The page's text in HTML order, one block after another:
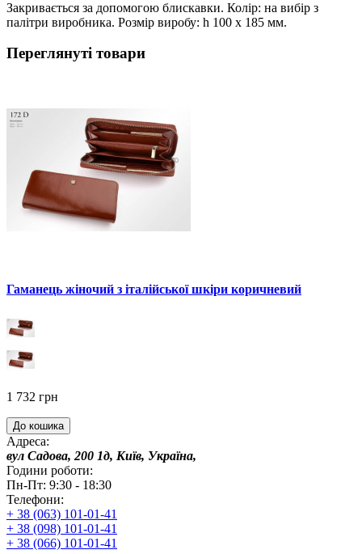
Закривається за допомогою блискавки. Колір: на вибір з
палітри виробника. Розмір виробу: h 100 х 185 мм.
Переглянуті товари
Гаманець жіночий з італійської шкіри коричневий
1 732 грн
До кошика
Адреса:
вул Садова, 200 1д, Київ, Україна,
Години роботи:
Пн-Пт: 9:30 - 18:30
Телефони:
+ 38 (063) 101-01-41
+ 38 (098) 101-01-41
+ 38 (066) 101-01-41